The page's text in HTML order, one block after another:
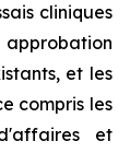
cliniques
et les
compris les
et